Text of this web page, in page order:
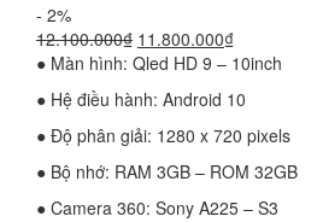
- 2%
12.100.000₫ Giá
gốc
12.100.000₫.
11.800.000₫Giá
hiện
là:
11.800.000₫.
● Màn hình: Qled HD 9 – 10inch
● Hệ điều hành: Android 10
● Độ phân giải: 1280 x 720 pixels
● Bộ nhớ: RAM 3GB – ROM 32GB
● Camera 360: Sony A225 – S3